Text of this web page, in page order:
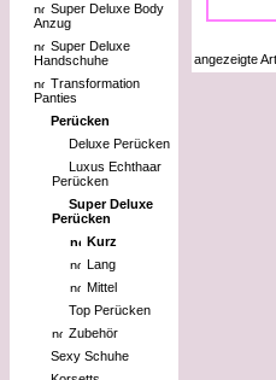
Super Deluxe Body
Anzug
Super Deluxe
Handschuhe
Transformation
Panties
Perücken
Deluxe Perücken
Luxus Echthaar
Perücken
Super Deluxe
Perücken
Kurz
Lang
Mittel
Top Perücken
Zubehör
Sexy Schuhe
angezeigte